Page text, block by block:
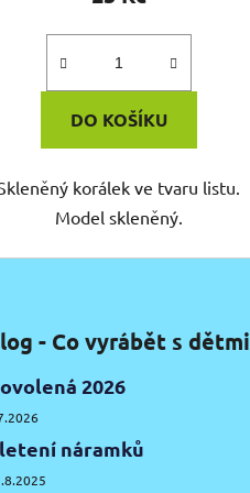
DO KOŠÍKU
korálek ve tvaru listu.
Model skleněný.
- Co vyrábět s dětmi
2026
náramků